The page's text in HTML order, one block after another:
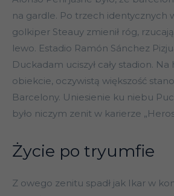
na gardle. Po trzech identycznych
golkiper Steauy zmienił róg,
lewo. Estadio Ramón Sánchez
Duckadam uciszył cały stadion. Na
obiekcie, oczywistą większość
Barcelony. Uniesienie ku niebu
było niczym zenit w karierze
Życie po tryumfie
Z owego zenitu spadł jak Ikar w